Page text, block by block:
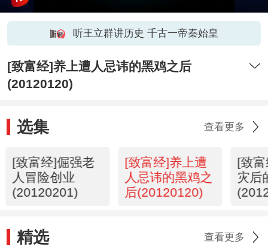
听王立群讲历史 千古一帝秦始皇
[致富经]养上遭人忌讳的黑鸡之后
(20120120)
选集 查看更多
[致富经]倔强老
人冒险创业
(20120201)
[致富经]养上遭
人忌讳的黑鸡之
后(20120120)
[致
灾后
精选 查看更多